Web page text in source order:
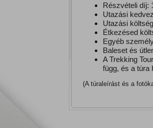
Részvételi díj:
Utazási
Utazási
Étkezésed
Egyéb
Baleset és
A Trekking
függ, és a túra
(A túraleírást és a